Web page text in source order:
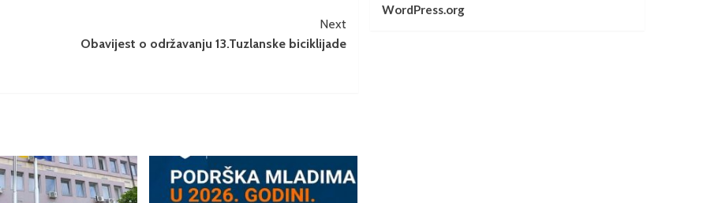
Next
Obavijest o održavanju 13.Tuzlanske biciklijade
WordPress.org